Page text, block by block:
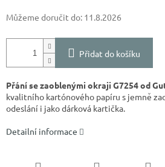
Můžeme doručit do: 11.8.2026
Přidat do košíku
Přání se zaoblenými okraji G7254 od
kvalitního kartónového papíru s jemně
odeslání i jako dárková kartička.
Detailní informace